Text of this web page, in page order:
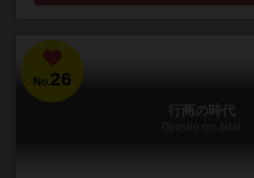
No.26
行商の時代
Gyosho no Jidai